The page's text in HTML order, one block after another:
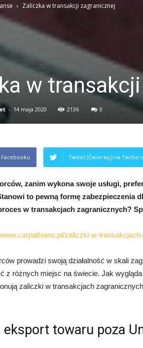
Zaliczka w transakcji zagranicznej
w
- 14 maja 2020 2136 0
Tweet (Ćwierkaj) na
zanim wykona swoje usługi,
to pewną formę zabezpieczenia
w transakcjach zagranicznych?
zaliczki-w-
prowadzi swoją działalność w skali
z różnych miejsc na świecie. Jak
zaliczki w transakcjach
eksport towaru poza